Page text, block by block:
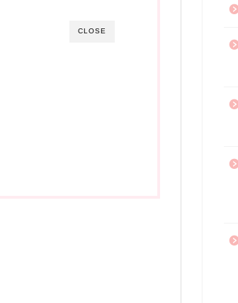
CLOSE